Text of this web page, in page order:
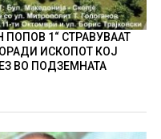
ПОПОВ 1“ СТРАВУВААТ
ИСКОПОТ КОЈ
ВО ПОДЗЕМНАТА